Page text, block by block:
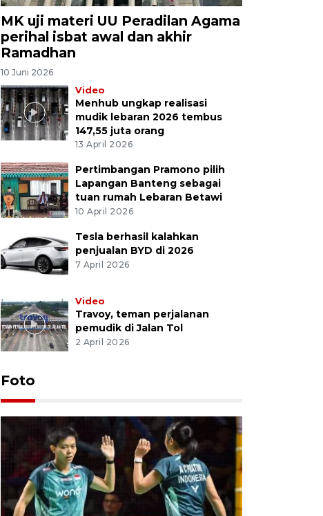
MK uji materi UU Peradilan Agama
perihal isbat awal dan akhir
Ramadhan
10 Juni 2026
Video
Menhub ungkap realisasi
mudik lebaran 2026 tembus
147,55 juta orang
13 April 2026
Pertimbangan Pramono pilih
Lapangan Banteng sebagai
tuan rumah Lebaran Betawi
10 April 2026
Tesla berhasil kalahkan
penjualan BYD di 2026
7 April 2026
Video
Travoy, teman perjalanan
pemudik di Jalan Tol
2 April 2026
Foto